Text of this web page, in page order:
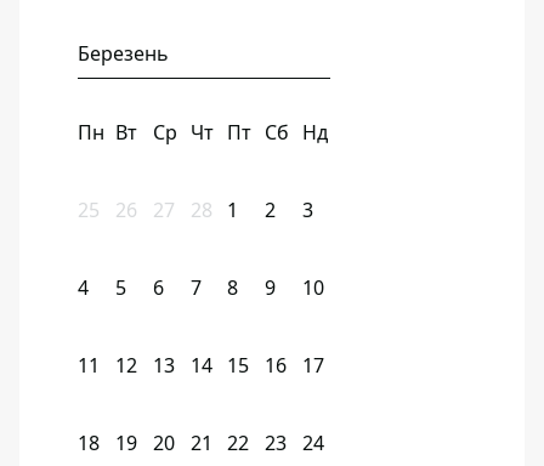
Березень
Пн Вт Ср Чт Пт Сб Нд
25 26 27 28 1 2 3
4 5 6 7 8 9 10
11 12 13 14 15 16 17
18 19 20 21 22 23 24